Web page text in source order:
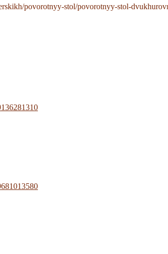
povorotnyy-stol/povorotnyy-stol-